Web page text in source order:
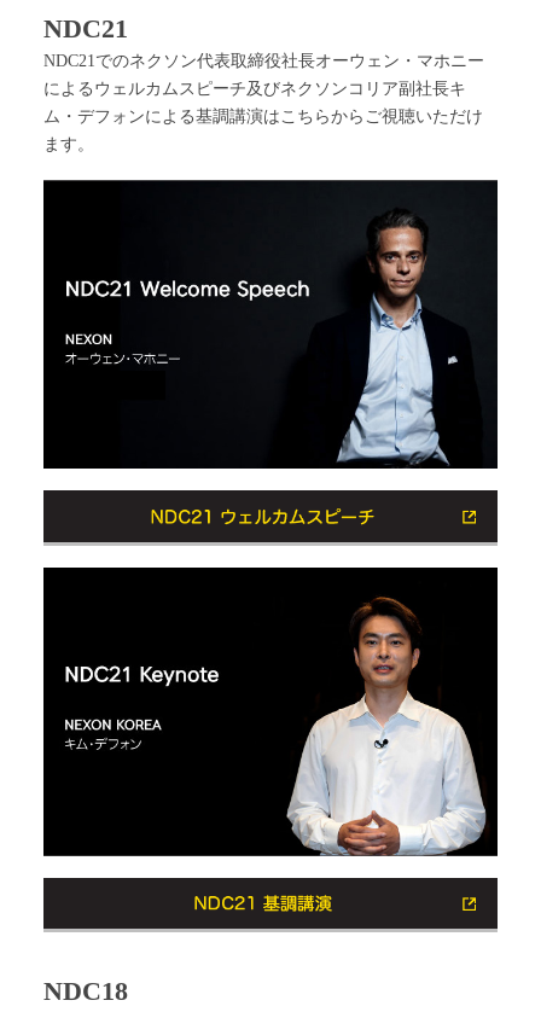
NDC21
NDC21でのネクソン代表取締役社長オーウェン・マホニー
によるウェルカムスピーチ及びネクソンコリア副社長キ
ム・デフォンによる基調講演はこちらからご視聴いただけ
ます。
NDC18